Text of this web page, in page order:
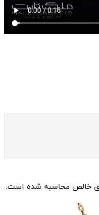
خالص محاسبه شده است.